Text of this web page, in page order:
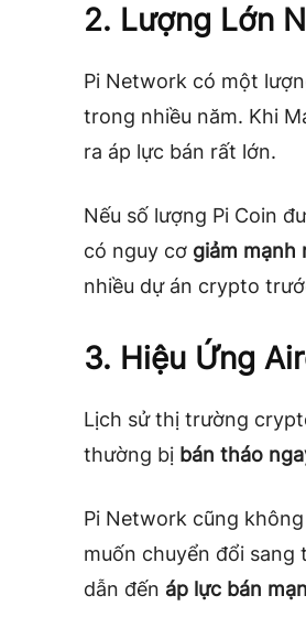
2. Lượng Lớn
Pi Network có một
trong nhiều năm. Khi
ra áp lực bán rất lớn.
Nếu số lượng Pi Coin
có nguy cơ giảm mạnh
nhiều dự án crypto
3. Hiệu Ứng
Lịch sử thị trường
thường bị bán tháo
Pi Network cũng
muốn chuyển đổi
dẫn đến áp lực bán